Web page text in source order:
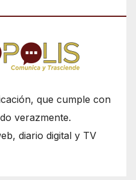
que cumple con
verazmente.
diario digital y TV